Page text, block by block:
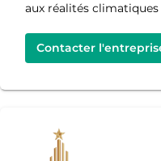
aux réalités
Contacter